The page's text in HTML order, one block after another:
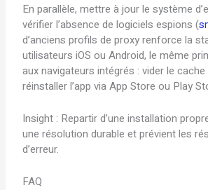
En parallèle, mettre à jour le système
vérifier l’absence de logiciels espions (
d’anciens profils de proxy renforce la
utilisateurs iOS ou Android, le même
aux navigateurs intégrés : vider le
réinstaller l’app via App Store ou Play
Insight : Repartir d’une installation
une résolution durable et prévient les
d’erreur.
FAQ